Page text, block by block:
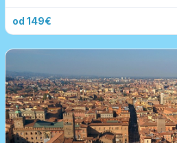
od 149€